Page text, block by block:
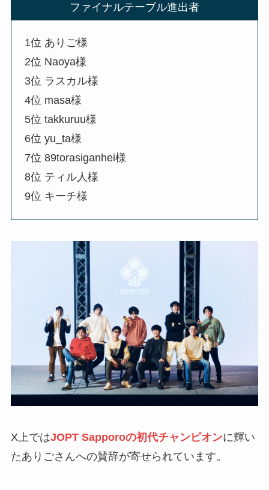
ファイナルテーブル進出者
1位 ありご様
2位 Naoya様
3位 ラスカル様
4位 masa様
5位 takkuruu様
6位 yu_ta様
7位 89torasiganhei様
8位 ティル人様
9位 キーチ様
X上ではJOPT Sapporoの初代チャンピオンに輝い
たありごさんへの賛辞が寄せられています。